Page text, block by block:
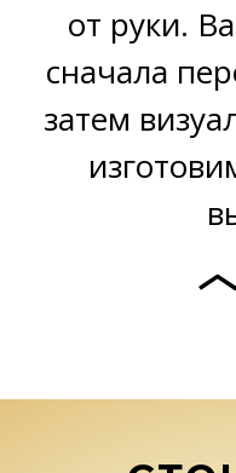
от руки.
сначала
затем